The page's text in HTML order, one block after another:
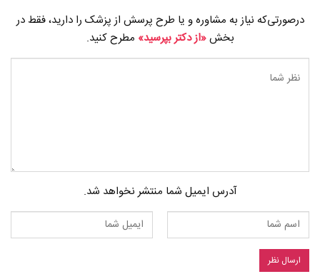
درصورتی‌که نیاز به مشاوره و یا طرح پرسش از پزشک را دارید، فقط در
بخش«از دکتر بپرسید» مطرح کنید.
آدرس ایمیل شما منتشر نخواهد شد.